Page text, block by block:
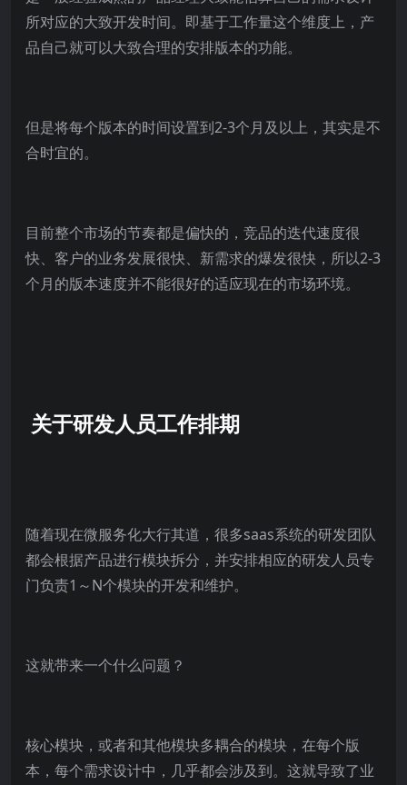
所对应的大致开发时间。即基于工作量这个维度上，产
品自己就可以大致合理的安排版本的功能。
但是将每个版本的时间设置到2-3个月及以上，其实是不
合时宜的。
目前整个市场的节奏都是偏快的，竞品的迭代速度很
快、客户的业务发展很快、新需求的爆发很快，所以2-3
个月的版本速度并不能很好的适应现在的市场环境。
关于研发人员工作排期
随着现在微服务化大行其道，很多saas系统的研发团队
都会根据产品进行模块拆分，并安排相应的研发人员专
门负责1～N个模块的开发和维护。
这就带来一个什么问题？
核心模块，或者和其他模块多耦合的模块，在每个版
本，每个需求设计中，几乎都会涉及到。这就导致了业